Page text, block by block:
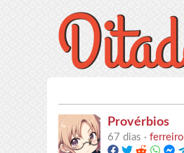
Provérbios
67 dias ·ferreiro